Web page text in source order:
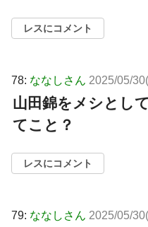
レスにコメント
78: ななしさん 2025/05/
山田錦をメシとし
てこと？
レスにコメント
79: ななしさん 2025/05/